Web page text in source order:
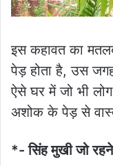
इस कहावत का
पेड़ होता है, उस
ऐसे घर में जो भी
अशोक के पेड़ से
*- सिंह मुखी जो